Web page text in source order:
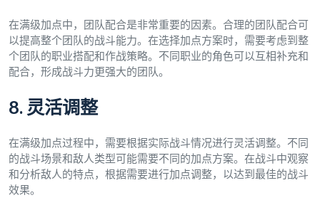
在满级加点中，团队配合是非常重要的因素。合理的团队配合可
以提高整个团队的战斗能力。在选择加点方案时，需要考虑到整
个团队的职业搭配和作战策略。不同职业的角色可以互相补充和
配合，形成战斗力更强大的团队。
8. 灵活调整
在满级加点过程中，需要根据实际战斗情况进行灵活调整。不同
的战斗场景和敌人类型可能需要不同的加点方案。在战斗中观察
和分析敌人的特点，根据需要进行加点调整，以达到最佳的战斗
效果。